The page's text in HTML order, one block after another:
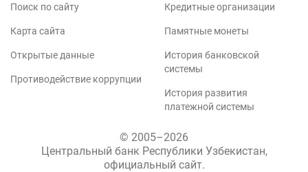
Поиск по сайту
Карта сайта
Открытые данные
Противодействие коррупции
Кредитные организации
Памятные монеты
История банковской
системы
История развития
платежной системы
© 2005–2026
Центральный банк Республики Узбекистан,
официальный сайт.